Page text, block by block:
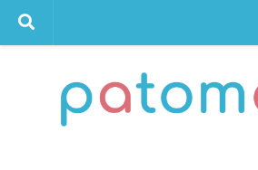
コンテンツへスキップ